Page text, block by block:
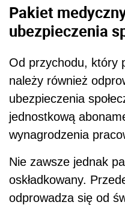
Pakiet
ubezpieczenia
Od przychodu, który
należy również
ubezpieczenia
jednostkową
wynagrodzenia
Nie zawsze jednak
oskładkowany.
odprowadza się od